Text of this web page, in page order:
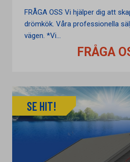
FRÅGA OSS Vi hjälper dig att
drömkök. Våra professionella
vägen. *Vi...
FRÅGA
SE HIT!